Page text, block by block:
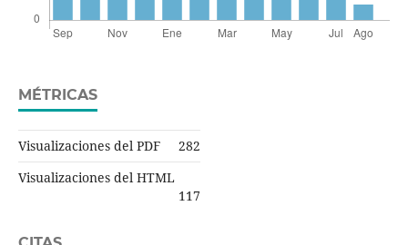
MÉTRICAS
Visualizaciones del PDF
282
Visualizaciones del HTML
117